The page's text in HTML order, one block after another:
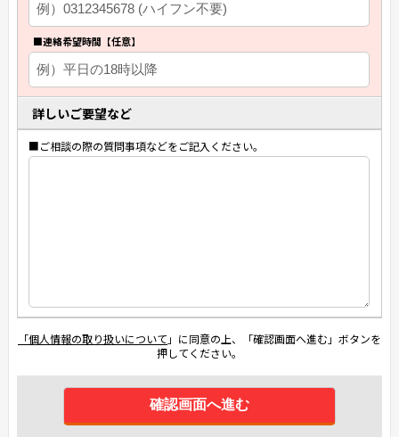
■連絡希望時間【任意】
詳しいご要望など
■ご相談の際の質問事項などをご記入ください。
「個人情報の取り扱いについて 」に同意の上、「確認画面へ進む」ボタンを
押してください。